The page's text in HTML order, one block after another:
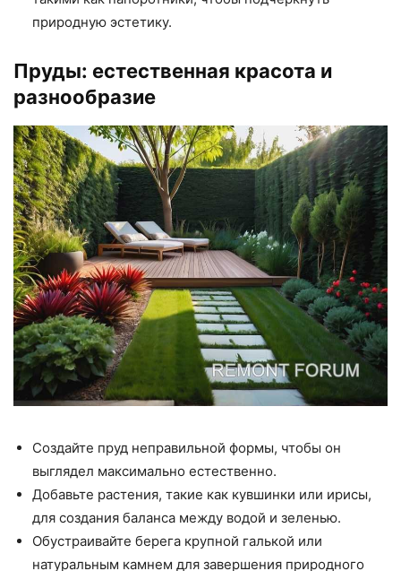
природную эстетику.
Пруды: естественная красота и
разнообразие
Создайте пруд неправильной формы, чтобы он
выглядел максимально естественно.
Добавьте растения, такие как кувшинки или ирисы,
для создания баланса между водой и зеленью.
Обустраивайте берега крупной галькой или
натуральным камнем для завершения природного